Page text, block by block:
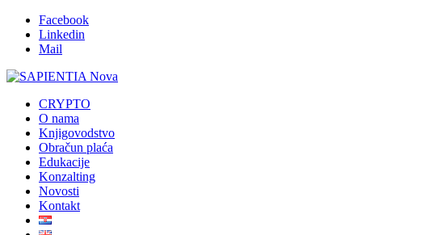
Facebook
Linkedin
Mail
CRYPTO
O nama
Knjigovodstvo
Obračun plaća
Edukacije
Konzalting
Novosti
Kontakt